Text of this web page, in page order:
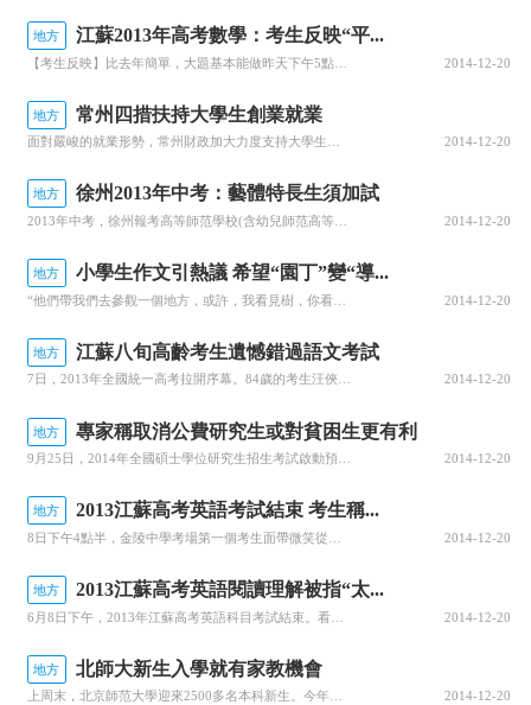
地方 江蘇2013年高考數學：考生反映“平...
【考生反映】比去年簡單，大題基本能做昨天下午5點30分，考生們陸續走出金陵中學考點，表情顯得比較輕松，更有考生直言“今年的數學卷是近幾年最簡單的”。“比去年簡單，試卷比較平易近人。”南京四中的一名女生笑著說。【名師解析】整體難度明顯低于去年出場名師：王金忠(江蘇省海門中學高三數學備課組長)2013年 2014-12-20
地方 常州四措扶持大學生創業就業
2014-12-20
地方 徐州2013年中考：藝體特長生須加試
2013年中考，徐州報考高等師范學校(含幼兒師范高等專科學校)音樂、美術專業及報考文化藝術學校、體育運動學校、中專學校藝術與體育類專業的考生，須參加招生學校組織的專業加試；報考師范類各專業的考生須參加招生學校組織的面試(英語專業另加試英語口語)；報考師范院校、五年制高職校、中專學校的考生須參加由市、 2014-12-20
地方 小學生作文引熱議 希望“園丁”變“導...
“他們帶我們去參觀一個地方，或許，我看見樹，你看見鳥，他看見草地，每個人所發現，拍的景色都不一樣……我希望老師像導游……而不像園丁，修剪掉我們不聽話的枝丫，最終讓我們長成了只會聽話的植物。”浙江寧波的一名六年級的小朋友在方方正正的田字格上工工整整地寫下這樣一段話。幾天的時間，這篇作文從普普通通到為廣 2014-12-20
地方 江蘇八旬高齡考生遺憾錯過語文考試
2014-12-20
地方 專家稱取消公費研究生或對貧困生更有利
2014-12-20
地方 2013江蘇高考英語考試結束 考生稱...
2014-12-20
地方 2013江蘇高考英語閱讀理解被指“太...
6月8日下午，2013年江蘇高考英語科目考試結束。看圖作文考生很淡定，直呼＂不意外＂。但是，閱讀理解被吐槽＂太變態＂。據中華中學一考生復述，2013年的作文材料中給了兩幅圖，第一幅圖畫了一棵挺立的樹，周邊全是樹樁。有人在掛＂地球日快樂＂的標牌。第二幅圖則轉為一男一女兩個人在種樹。除圖片外，還給出題目 2014-12-20
地方 北師大新生入學就有家教機會
2014-12-20